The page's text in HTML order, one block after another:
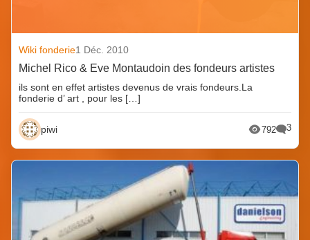
Wiki fonderie1 Déc. 2010
Michel Rico & Eve Montaudoin des fondeurs artistes
ils sont en effet artistes devenus de vrais fondeurs.La
fonderie d’ art , pour les […]
piwi 792 3